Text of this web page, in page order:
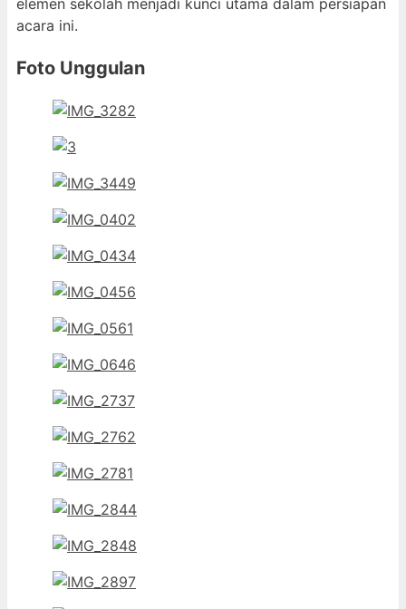
elemen sekolah menjadi kunci utama dalam persiapan
acara ini.
Foto Unggulan